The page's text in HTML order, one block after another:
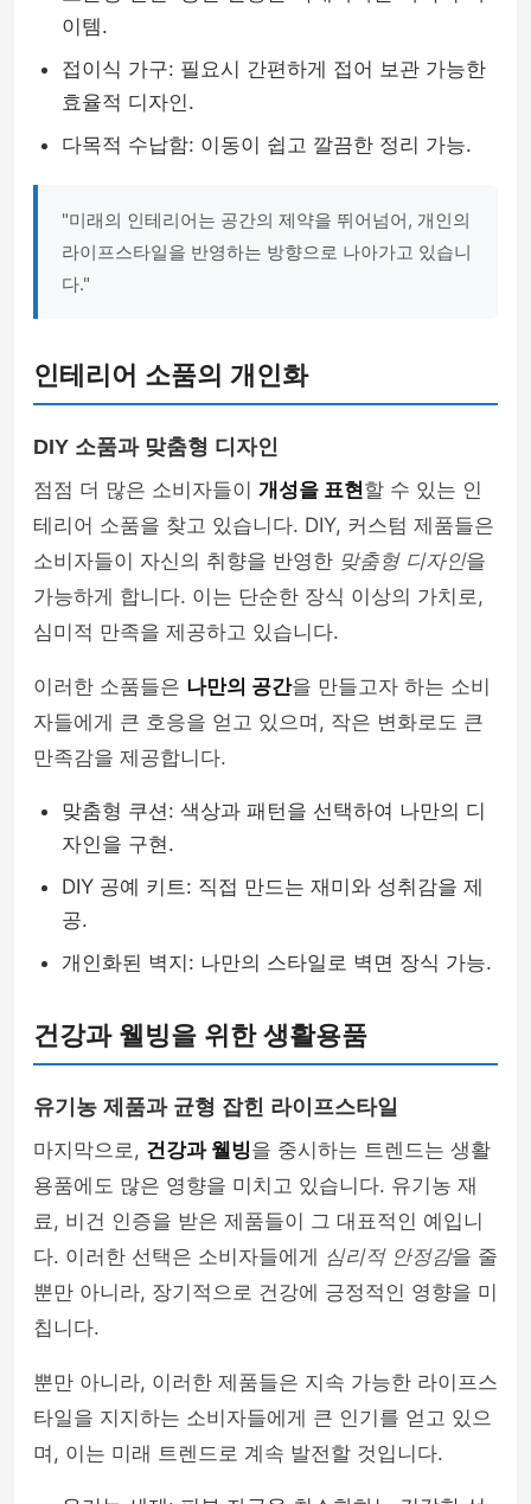
이템.
접이식 가구: 필요시 간편하게 접어 보관 가능한
효율적 디자인.
다목적 수납함: 이동이 쉽고 깔끔한 정리 가능.
"미래의 인테리어는 공간의 제약을 뛰어넘어, 개인의
라이프스타일을 반영하는 방향으로 나아가고 있습니
다."
인테리어 소품의 개인화
DIY 소품과 맞춤형 디자인
점점 더 많은 소비자들이 개성을 표현할 수 있는 인
테리어 소품을 찾고 있습니다. DIY, 커스텀 제품들은
소비자들이 자신의 취향을 반영한 맞춤형 디자인을
가능하게 합니다. 이는 단순한 장식 이상의 가치로,
심미적 만족을 제공하고 있습니다.
이러한 소품들은 나만의 공간을 만들고자 하는 소비
자들에게 큰 호응을 얻고 있으며, 작은 변화로도 큰
만족감을 제공합니다.
맞춤형 쿠션: 색상과 패턴을 선택하여 나만의 디
자인을 구현.
DIY 공예 키트: 직접 만드는 재미와 성취감을 제
공.
개인화된 벽지: 나만의 스타일로 벽면 장식 가능.
건강과 웰빙을 위한 생활용품
유기농 제품과 균형 잡힌 라이프스타일
마지막으로, 건강과 웰빙을 중시하는 트렌드는 생활
용품에도 많은 영향을 미치고 있습니다. 유기농 재
료, 비건 인증을 받은 제품들이 그 대표적인 예입니
다. 이러한 선택은 소비자들에게 심리적 안정감을 줄
뿐만 아니라, 장기적으로 건강에 긍정적인 영향을 미
칩니다.
뿐만 아니라, 이러한 제품들은 지속 가능한 라이프스
타일을 지지하는 소비자들에게 큰 인기를 얻고 있으
며, 이는 미래 트렌드로 계속 발전할 것입니다.